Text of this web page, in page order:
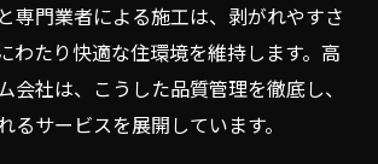
専門業者による施工は、剥がれやすさ
わたり快適な住環境を維持します。高
会社は、こうした品質管理を徹底し、
るサービスを展開しています。